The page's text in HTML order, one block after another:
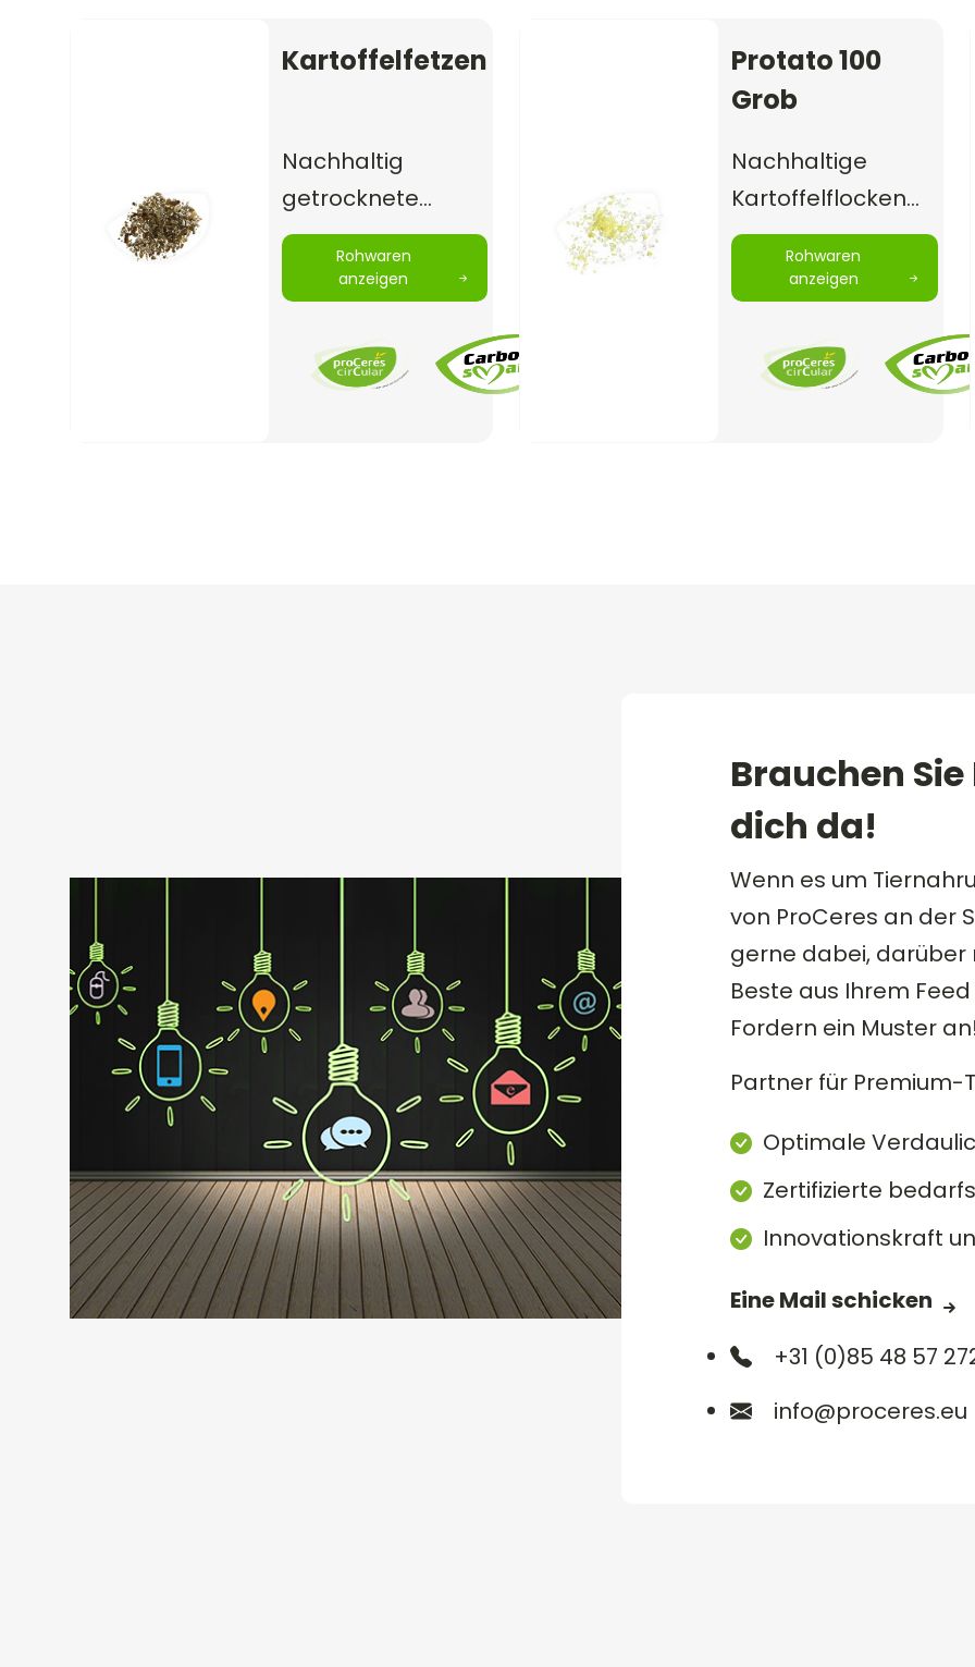
Kartoffelfetzen
Nachhaltig
getrocknete
Kartoffelschnippsel
Rohwaren
anzeigen
Protato 100
Grob
Nachhaltige
Kartoffelflocken
mit grober
Struktur,
vollaufgeschlossen
Rohwaren
anzeigen
Brauchen
dich da!
Wenn es um
von ProCeres an der
gerne dabei, darüber
Beste aus Ihrem
Fordern ein Muster an!
Partner für Premium-
Optimale
Zertifizierte
Innovationskraft
Eine Mail schicken
+31 (0)85 48 57
info@proceres.eu